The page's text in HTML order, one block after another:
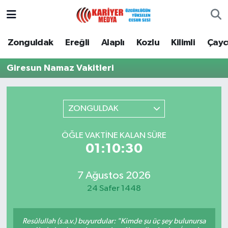
Zonguldak Ereğli Alaplı Kozlu Kilimli
Giresun Namaz Vakitleri
ZONGULDAK
ÖĞLE VAKTINE KALAN SÜRE
01:10:30
7 Ağustos 2026
24 Safer 1448
Resûlullah (s.a.v.) buyurdular: "Kimde şu üç şey bulunursa
Zonguldak
Ereğli
Devrek
Zonguldak Nöbetçi Eczaneler
Zonguldak Hava Durumu
Zonguldak Trafik Yoğunluk Haritası
Puan Durumu ve Fikstür
Haber Arşivi